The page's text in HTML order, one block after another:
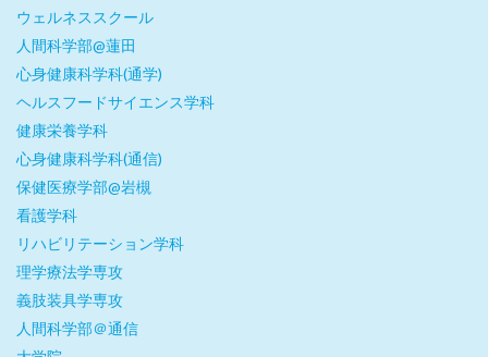
ウェルネススクール
人間科学部@蓮田
心身健康科学科(通学)
ヘルスフードサイエンス学科
健康栄養学科
心身健康科学科(通信)
保健医療学部@岩槻
看護学科
リハビリテーション学科
理学療法学専攻
義肢装具学専攻
人間科学部＠通信